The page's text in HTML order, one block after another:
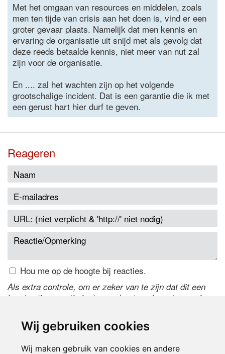
Wij gebruiken cookies
Wij maken gebruik van cookies en andere
Met het omgaan van resources en middelen, zoals
men ten tijde van crisis aan het doen is, vind er een
groter gevaar plaats. Namelijk dat men kennis en
ervaring de organisatie uit snijd met als gevolg dat
deze reeds betaalde kennis, niet meer van nut zal
zijn voor de organisatie.
En .... zal het wachten zijn op het volgende
grootschalige incident. Dat is een garantie die ik met
een gerust hart hier durf te geven.
Reageren
Hou me op de hoogte bij reacties.
Als extra controle, om er zeker van te zijn dat dit een
handmatige reactie is, typ onderstaande code over in
de code te wijzigen.